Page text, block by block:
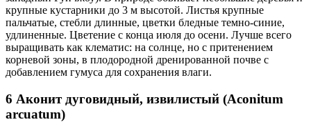
крупные кустарники до 3 м высотой. Листья крупные
пальчатые, стебли длинные, цветки бледные темно-синие,
удлиненные. Цветение с конца июля до осени. Лучше всего
выращивать как клематис: на солнце, но с притенением
корневой зоны, в плодородной дренированной почве с
добавлением гумуса для сохранения влаги.
6 Аконит дуговидный, извилистый (Aconitum
arcuatum)